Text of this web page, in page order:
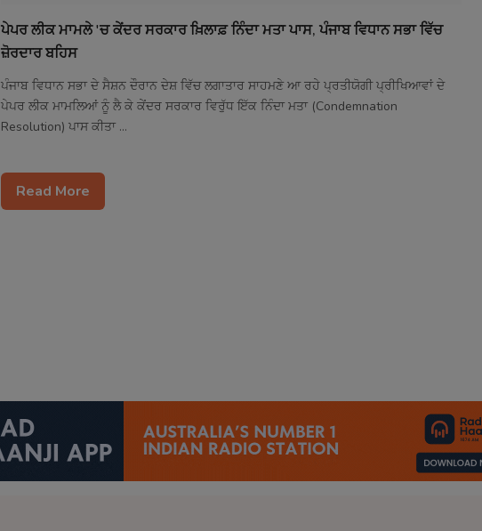
ਪੇਪਰ ਲੀਕ ਮਾਮਲੇ 'ਚ ਕੇਂਦਰ ਸਰਕਾਰ ਖ਼ਿਲਾਫ਼ ਨਿੰਦਾ ਮਤਾ ਪਾਸ, ਪੰਜਾਬ ਵਿਧਾਨ ਸਭਾ ਵਿੱਚ
ਜ਼ੋਰਦਾਰ ਬਹਿਸ
ਪੰਜਾਬ ਵਿਧਾਨ ਸਭਾ ਦੇ ਸੈਸ਼ਨ ਦੌਰਾਨ ਦੇਸ਼ ਵਿੱਚ ਲਗਾਤਾਰ ਸਾਹਮਣੇ ਆ ਰਹੇ ਪ੍ਰਤੀਯੋਗੀ ਪ੍ਰੀਖਿਆਵਾਂ ਦੇ
ਪੇਪਰ ਲੀਕ ਮਾਮਲਿਆਂ ਨੂੰ ਲੈ ਕੇ ਕੇਂਦਰ ਸਰਕਾਰ ਵਿਰੁੱਧ ਇੱਕ ਨਿੰਦਾ ਮਤਾ (Condemnation
Resolution) ਪਾਸ ਕੀਤਾ ...
Read More